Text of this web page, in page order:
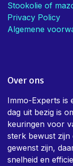
Stookolie of
Privacy Policy
Algemene
Over ons
Immo-Experts is
dag uit bezig is
keuringen voor
sterk bewust zijn
gewenst zijn,
snelheid en